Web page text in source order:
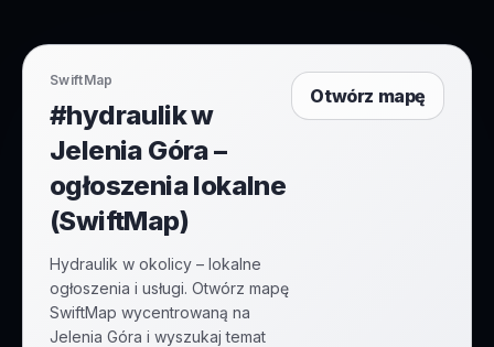
SwiftMap
#hydraulik w
Jelenia Góra –
ogłoszenia lokalne
(SwiftMap)
Hydraulik w okolicy – lokalne
ogłoszenia i usługi. Otwórz mapę
SwiftMap wycentrowaną na
Jelenia Góra i wyszukaj temat
Otwórz mapę